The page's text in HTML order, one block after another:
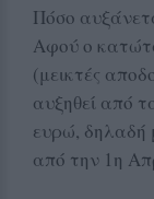
Πόσο
Αφού ο
(μεικτές
αυξηθεί από
ευρώ, δηλαδή
από την 1η